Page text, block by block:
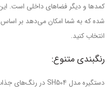
کمدها و دیگر فضاهای داخلی است.
شده که به شما امکان می‌دهد بر اساس
انتخاب کنید.
رنگبندی متنوع:
دستگیره مدل SH504 در رنگ‌های جذاب و جدید زیر ارائه می‌شود: